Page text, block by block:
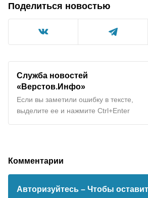
Поделиться новостью
Служба новостей
«Верстов.Инфо»
Если вы заметили ошибку в тексте,
выделите ее и нажмите Ctrl+Enter
Комментарии
Авторизуйтесь – Чтобы